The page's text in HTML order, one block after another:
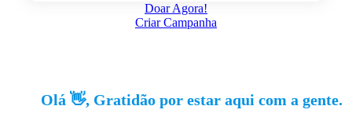
Doar Agora!
Criar Campanha
Olá 👋, Gratidão por estar aqui com a gente.